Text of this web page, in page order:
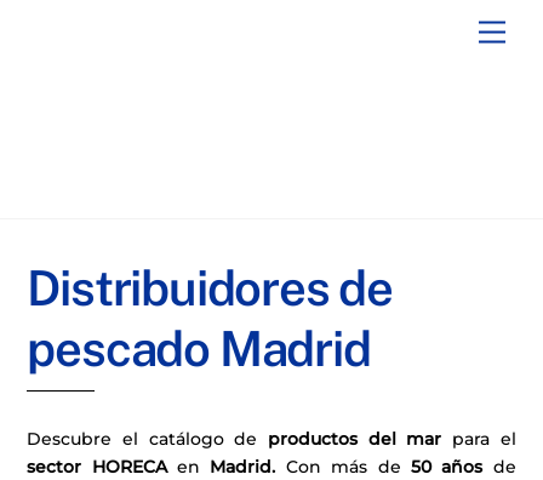
Distribuidores de
pescado Madrid
Descubre el catálogo de productos del mar para el
sector HORECAen Madrid. Con más de 50 añosde